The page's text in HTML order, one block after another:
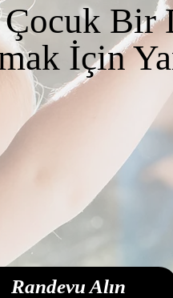
Bir
İçin
Randevu Alın